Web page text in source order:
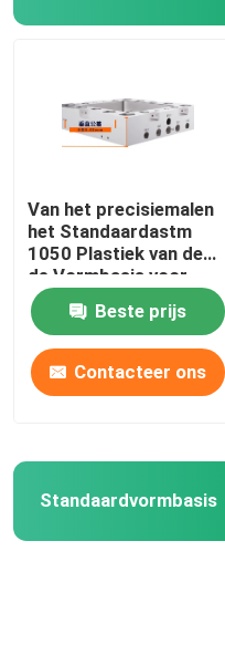
Van het precisiemalen
het Standaardastm
1050 Plastiek van de
de Vormbasis voor
Oppervlaktebehandeling
Beste prijs
Contacteer ons
Standaardvormbasis